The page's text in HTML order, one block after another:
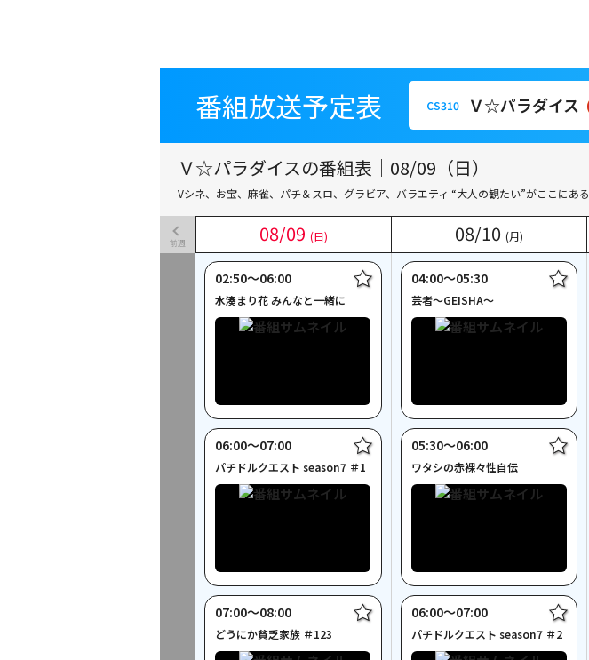
番組放送予定表 CS310 Ｖ☆パラダイス
番組放送予定表 Ｖ☆パラダイス
Ｖ☆パラダイスの番組表｜08/09（日）
Vシネ、お宝、麻雀、パチ＆スロ、グラビア、バラエティ “大人の観たい”がここにある
08/09 (日) 08/10 (月)
前週 08/09 (日) 08/10 (月)
02:50〜06:00
水湊まり花 みんなと一緒に
06:00〜07:00
パチドルクエスト season7 ＃1
07:00〜08:00
どうにか貧乏家族 ＃123
04:00〜05:30
芸者～GEISHA～
05:30〜06:00
ワタシの赤裸々性自伝
06:00〜07:00
パチドルクエスト season7 ＃2